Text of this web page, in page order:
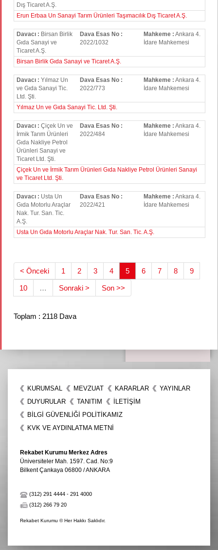
Dış Ticaret A.Ş.
Erun Erbaa Un Sanayi Tarım Ürünleri Taşımacılık Dış Ticaret A.Ş.
Davacı : Birsan Birlik
Gıda Sanayi ve
Ticaret A.Ş.
Dava Esas No :
2022/1032
Mahkeme : Ankara 4.
İdare Mahkemesi
Birsan Birlik Gıda Sanayi ve Ticaret A.Ş.
Davacı : Yılmaz Un
ve Gıda Sanayi Tic.
Ltd. Şti.
Dava Esas No :
2022/773
Mahkeme : Ankara 4.
İdare Mahkemesi
Yılmaz Un ve Gıda Sanayi Tic. Ltd. Şti.
Davacı : Çiçek Un ve
İrmik Tarım Ürünleri
Gıda Nakliye Petrol
Ürünleri Sanayi ve
Ticaret Ltd. Şti.
Dava Esas No :
2022/484
Mahkeme : Ankara 4.
İdare Mahkemesi
Çiçek Un ve İrmik Tarım Ürünleri Gıda Nakliye Petrol Ürünleri Sanayi
ve Ticaret Ltd. Şti.
Davacı : Usta Un
Gıda Motorlu Araçlar
Nak. Tur. San. Tic.
A.Ş.
Dava Esas No :
2022/421
Mahkeme : Ankara 4.
İdare Mahkemesi
Usta Un Gıda Motorlu Araçlar Nak. Tur. San. Tic. A.Ş.
< Önceki 1 2 3 4 5 6 7 8 9
10 … Sonraki > Son >>
Toplam : 2118 Dava
KURUMSAL MEVZUAT KARARLAR
YAYINLAR
DUYURULAR
TANITIM
İLETIŞIM
BİLGİ GÜVENLİĞİ POLİTİKAMIZ
KVK VE AYDINLATMA METNİ
Rekabet Kurumu Merkez Adres
Üniversiteler Mah. 1597. Cad. No:9
Bilkent Çankaya 06800 / ANKARA
(312) 291 4444 - 291 4000
(312) 266 79 20
Rekabet Kurumu © Her Hakkı Saklıdır.